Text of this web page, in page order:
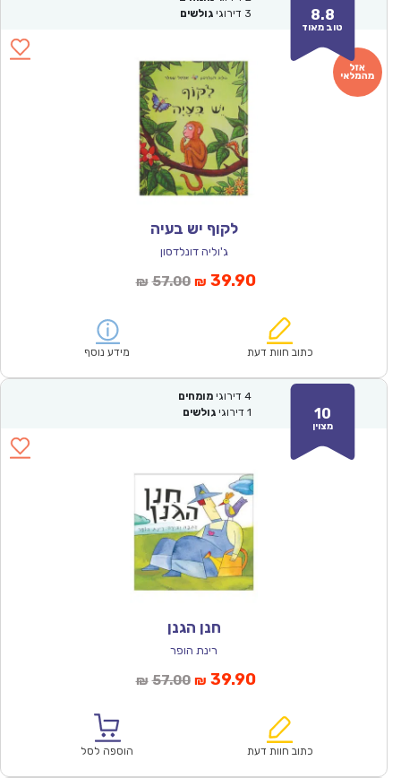
8.8
טוב מאוד
3 דירוגי גולשים
לקוף יש בעיה
ג'וליה דונלדסון
₪ 57.00המחיר
₪57.00.
₪ 39.90המחיר
הוא:
כתוב חוות דעת מידע נוסף
10
מצוין
4 דירוגי מומחים
1 דירוגי גולשים
חנן הגנן
רינת הופר
₪ 57.00המחיר
₪57.00.
₪ 39.90המחיר
הוא:
כתוב חוות דעת הוספה לסל